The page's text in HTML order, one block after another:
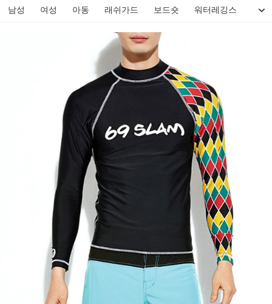
남성 여성 아동 래쉬가드 보드숏 워터레깅스 비
메뉴